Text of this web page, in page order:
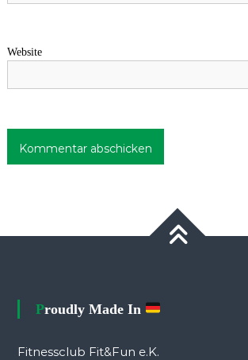
Website
Proudly Made In
Fitnessclub Fit&Fun e.K.